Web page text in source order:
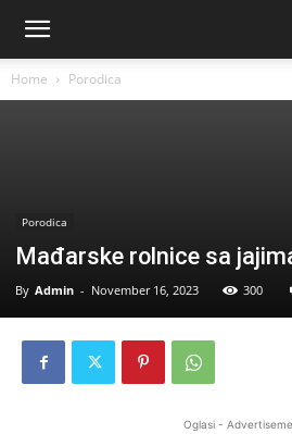
Home Porodica
Porodica
Mađarske rolnice sa
By Admin - November 16, 2023 300
Oglasi -